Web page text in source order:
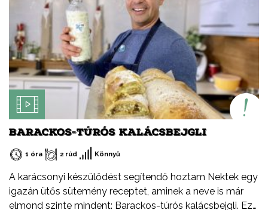
BARACKOS-TÚRÓS KALÁCSBEJGLI
1 óra 2 rúd Könnyű
A karácsonyi készülődést segítendő hoztam Nektek egy
igazán ütős sütemény receptet, aminek a neve is már
elmond szinte mindent: Barackos-túrós kalácsbejgli. Ez